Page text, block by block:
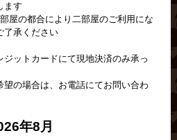
ます
屋の都合により二部屋のご利用にな
了承ください
ジットカードにて現地決済のみ承っ
望の場合は、お電話にてお問い合わ
年8月